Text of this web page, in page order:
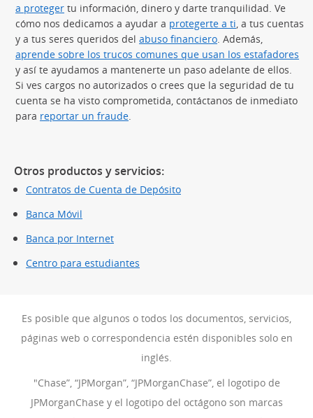
a proteger tu información, dinero y darte tranquilidad. Ve
cómo nos dedicamos a ayudar a protegerte a ti, a tus cuentas
y a tus seres queridos del abuso financiero. Además,
aprende sobre los trucos comunes que usan los estafadores
y así te ayudamos a mantenerte un paso adelante de ellos.
Si ves cargos no autorizados o crees que la seguridad de tu
cuenta se ha visto comprometida, contáctanos de inmediato
para reportar un fraude.
Otros productos y servicios:
Contratos de Cuenta de Depósito
Banca Móvil
Banca por Internet
Centro para estudiantes
Es posible que algunos o todos los documentos, servicios,
páginas web o correspondencia estén disponibles solo en
inglés.
"Chase”, “JPMorgan”, “JPMorganChase”, el logotipo de
JPMorganChase y el logotipo del octágono son marcas